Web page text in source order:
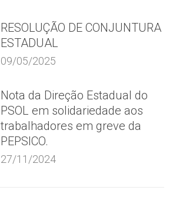
RESOLUÇÃO DE CONJUNTURA
ESTADUAL
09/05/2025
Nota da Direção Estadual do
PSOL em solidariedade aos
trabalhadores em greve da
PEPSICO.
27/11/2024